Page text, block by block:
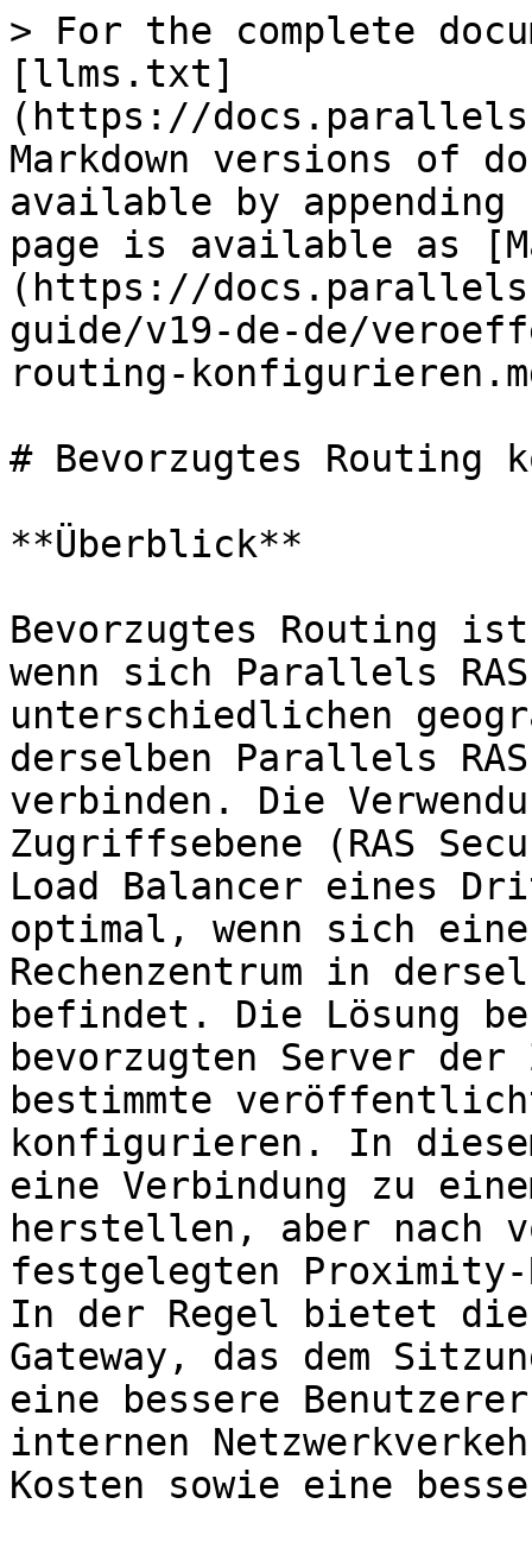
> For the complete
[llms.txt]
(https://
Markdown versions of
available by
page is available as
(https://
guide/v19-de-de/
routing-
# Bevorzugtes Routing
**Überblick**
Bevorzugtes Routing
wenn sich Parallels
unterschiedlichen
derselben Parallels
verbinden. Die
Zugriffsebene (RAS
Load Balancer eines
optimal, wenn sich eine
Rechenzentrum in
befindet. Die Lösung
bevorzugten Server
bestimmte
konfigurieren. In
eine Verbindung zu
herstellen, aber nach
festgelegten Proximity-
In der Regel bietet die
Gateway, das dem
eine bessere
internen
Kosten sowie eine